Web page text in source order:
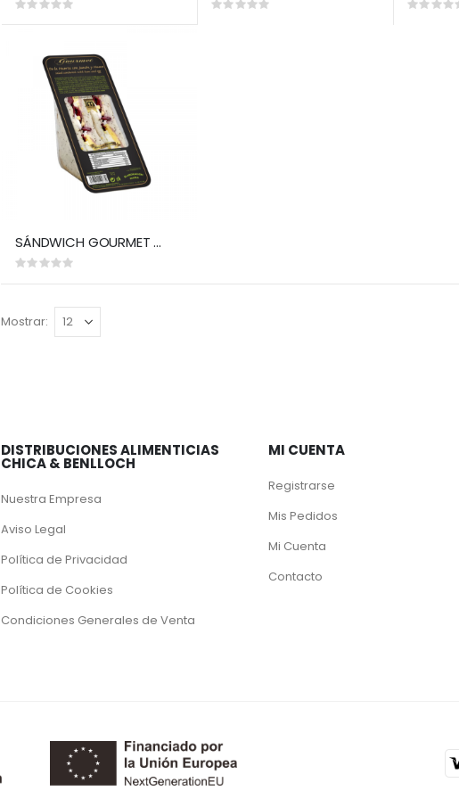
Rating: Rating: Rating:
SÁNDWICH GOURMET DE LA HUERTA (LM)
Rating:
Mostrar
DISTRIBUCIONES ALIMENTICIAS
CHICA & BENLLOCH
Nuestra Empresa
Aviso Legal
Política de Privacidad
Política de Cookies
Condiciones Generales de Venta
MI CUENTA
Registrarse
Mis Pedidos
Mi Cuenta
Contacto